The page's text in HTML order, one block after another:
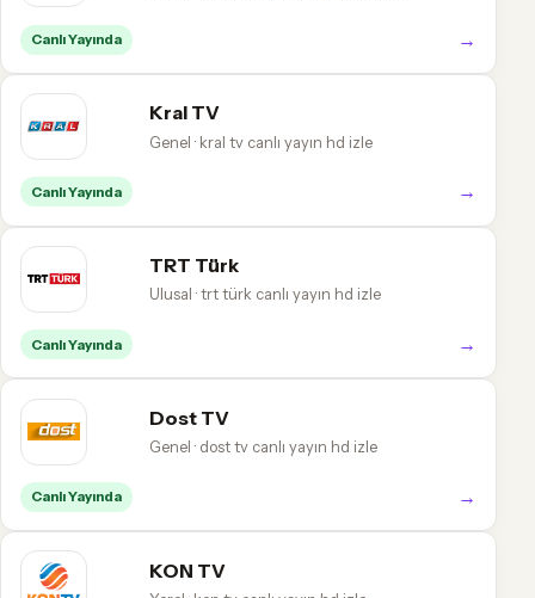
Canlı Yayında →
Kral TV
Genel · kral tv canlı yayın hd izle
Canlı Yayında →
TRT Türk
Ulusal · trt türk canlı yayın hd izle
Canlı Yayında →
Dost TV
Genel · dost tv canlı yayın hd izle
Canlı Yayında →
KON TV